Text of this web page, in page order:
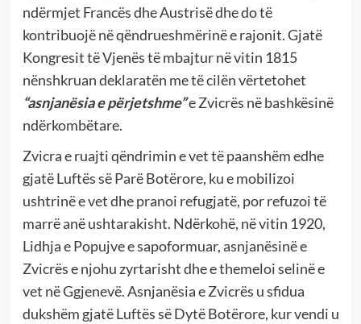
ndërmjet Francës dhe Austrisë dhe do të
kontribuojë në qëndrueshmërinë e rajonit. Gjatë
Kongresit të Vjenës të mbajtur në vitin 1815
nënshkruan deklaratën me të cilën vërtetohet
“asnjanësia e përjetshme”e Zvicrës në bashkësinë
ndërkombëtare.
Zvicra e ruajti qëndrimin e vet të paanshëm edhe
gjatë Luftës së Parë Botërore, ku e mobilizoi
ushtrinë e vet dhe pranoi refugjatë, por refuzoi të
marrë anë ushtarakisht. Ndërkohë, në vitin 1920,
Lidhja e Popujve e sapoformuar, asnjanësinë e
Zvicrës e njohu zyrtarisht dhe e themeloi selinë e
vet në Ggjenevë. Asnjanësia e Zvicrës u sfidua
dukshëm gjatë Luftës së Dytë Botërore, kur vendi u